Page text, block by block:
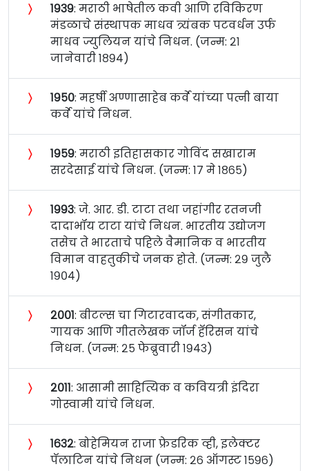
〉 १९३९: मराठी भाषेतील कवी आणि रविकिरण
मंडळाचे संस्थापक माधव त्र्यंबक पटवर्धन उर्फ
माधव ज्युलियन यांचे निधन. (जन्म: २१
जानेवारी १८९४)
〉 १९५०: महर्षी अण्णासाहेब कर्वे यांच्या पत्नी बाया
कर्वे यांचे निधन.
〉 १९५९: मराठी इतिहासकार गोविंद सखाराम
सरदेसाई यांचे निधन. (जन्म: १७ मे १८६५)
〉 १९९३: जे. आर. डी. टाटा तथा जहांगीर रतनजी
दादाभॉय टाटा यांचे निधन. भारतीय उद्योजग
तसेच ते भारताचे पहिले वैमानिक व भारतीय
विमान वाहतुकीचे जनक होते. (जन्म: २९ जुलै
१९०४)
〉 २००१: बीटल्स चा गिटारवादक, संगीतकार,
गायक आणि गीतलेखक जॉर्ज हॅरिसन यांचे
निधन. (जन्म: २५ फेब्रुवारी १९४३)
〉 २०११: आसामी साहित्यिक व कवियत्री इंदिरा
गोस्वामी यांचे निधन.
〉 १६३२: बोहेमियन राजा फ्रेडरिक व्ही, इलेक्टर
पॅलाटिन यांचे निधन (जन्म: २६ ऑगस्ट १५९६)